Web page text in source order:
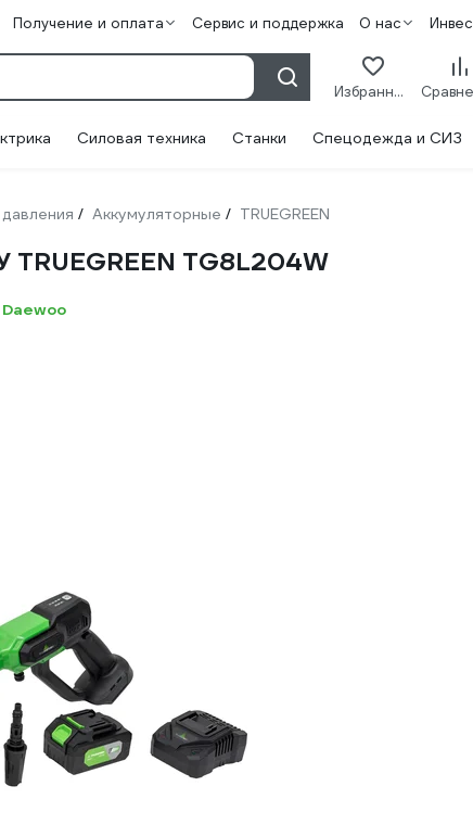
Получение и оплата Сервис и поддержка О нас
Избранное
Силовая техника Станки Спецодежда и СИЗ
/ Аккумуляторные / TRUEGREEN
TG8L204W